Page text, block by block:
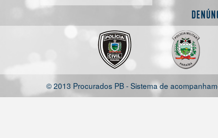
© 2013 Procurados PB - Sistema de